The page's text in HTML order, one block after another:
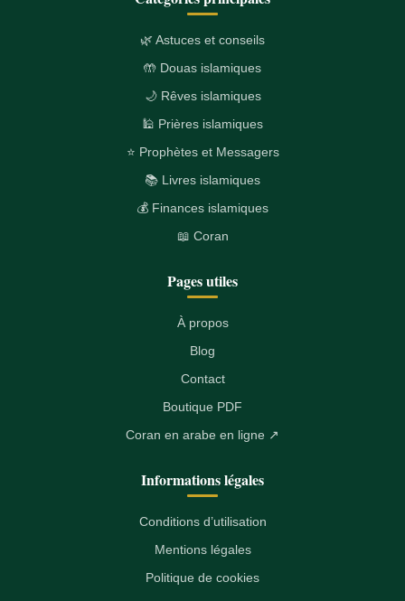
🌿 Astuces et conseils
🤲 Douas islamiques
🌙 Rêves islamiques
🕌 Prières islamiques
⭐ Prophètes et Messagers
📚 Livres islamiques
💰 Finances islamiques
📖 Coran
Pages utiles
À propos
Blog
Contact
Boutique PDF
Coran en arabe en ligne ↗
Informations légales
Conditions d’utilisation
Mentions légales
Politique de cookies